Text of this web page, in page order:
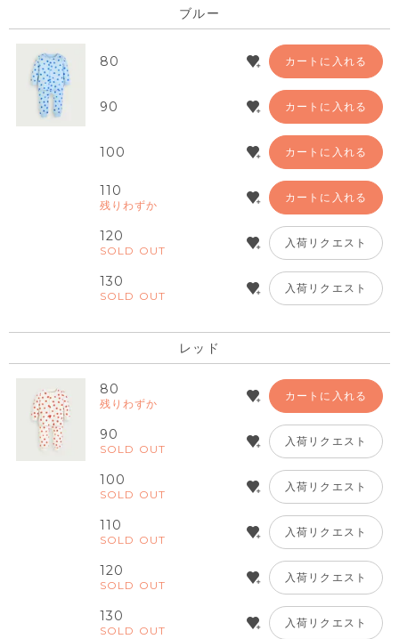
ブルー
80 カートに入れる
90 カートに入れる
100 カートに入れる
110
残りわずか
カートに入れる
120
SOLD OUT
入荷リクエスト
130
SOLD OUT
入荷リクエスト
レッド
80
残りわずか
カートに入れる
90
SOLD OUT
入荷リクエスト
100
SOLD OUT
入荷リクエスト
110
SOLD OUT
入荷リクエスト
120
SOLD OUT
入荷リクエスト
130
SOLD OUT
入荷リクエスト